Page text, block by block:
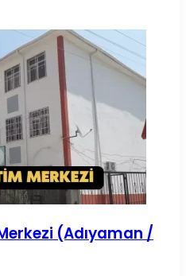
(Adıyaman /